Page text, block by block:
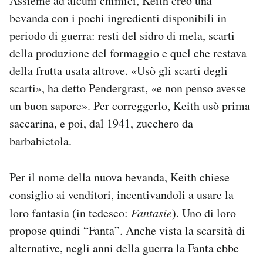
bevanda con i pochi ingredienti disponibili in
periodo di guerra: resti del sidro di mela, scarti
della produzione del formaggio e quel che restava
della frutta usata altrove. «Usò gli scarti degli
scarti», ha detto Pendergrast, «e non penso avesse
un buon sapore». Per correggerlo, Keith usò prima
saccarina, e poi, dal 1941, zucchero da
barbabietola.
Per il nome della nuova bevanda, Keith chiese
consiglio ai venditori, incentivandoli a usare la
loro fantasia (in tedesco: Fantasie). Uno di loro
propose quindi “Fanta”. Anche vista la scarsità di
alternative, negli anni della guerra la Fanta ebbe